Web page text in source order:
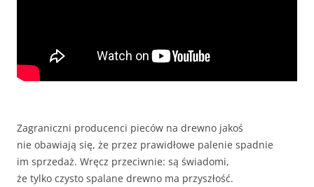
Zagraniczni producenci pieców na drewno jakoś
nie obawiają się, że przez prawidłowe palenie spadnie
im sprzedaż. Wręcz przeciwnie: są świadomi,
że tylko czysto spalane drewno ma przyszłość.